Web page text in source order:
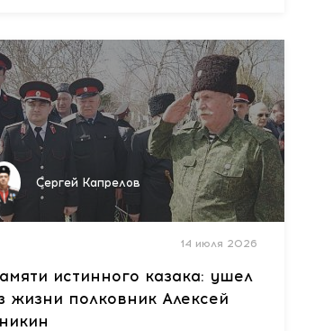
Сергей Капрелов
14 июля 2026
истинного казака: ушел
жизни полковник Алексей